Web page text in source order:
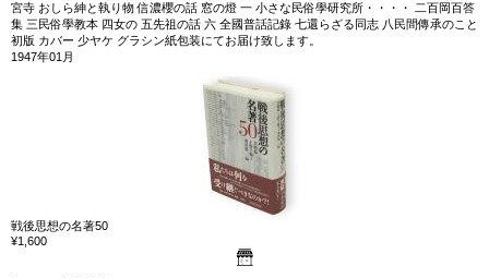
宮寺 おしら紳と執り物 信濃櫻の話 窓の燈 一 小さな民俗學研究所・・・・ 二百岡百答
集 三民俗學教本 四女の 五先祖の話 六 全國普話記錄 七還らざる同志 八民間傳承のこと
初版 カバー 少ヤケ グラシン紙包装にてお届け致します。
1947年01月
戦後思想の名著50
¥1,600